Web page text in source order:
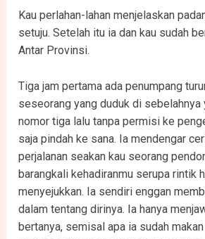
Kau perlahan-lahan menjelaskan
setuju. Setelah itu ia dan kau sudah
Antar Provinsi.
Tiga jam pertama ada penumpang
seseorang yang duduk di sebelahnya
nomor tiga lalu tanpa permisi ke
saja pindah ke sana. Ia mendengar
perjalanan seakan kau seorang
barangkali kehadiranmu serupa rintik
menyejukkan. Ia sendiri enggan
dalam tentang dirinya. Ia hanya
bertanya, semisal apa ia sudah